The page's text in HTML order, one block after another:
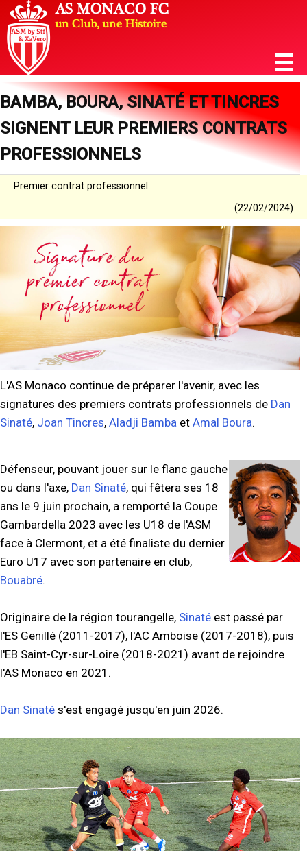
BAMBA, BOURA, SINATÉ ET TINCRES
SIGNENT LEUR PREMIERS CONTRATS
PROFESSIONNELS
Premier contrat professionnel
(22/02/2024)
L'AS Monaco continue de préparer l'avenir, avec les
signatures des premiers contrats professionnels de Dan
Sinaté, Joan Tincres, Aladji Bamba et Amal Boura.
Défenseur, pouvant jouer sur le flanc gauche
ou dans l'axe, Dan Sinaté, qui fêtera ses 18
ans le 9 juin prochain, a remporté la Coupe
Gambardella 2023 avec les U18 de l'ASM
face à Clermont, et a été finaliste du dernier
Euro U17 avec son partenaire en club,
Bouabré.
Originaire de la région tourangelle, Sinaté est passé par
l'ES Genillé (2011-2017), l'AC Amboise (2017-2018), puis
l'EB Saint-Cyr-sur-Loire (2018-2021) avant de rejoindre
l'AS Monaco en 2021.
Dan Sinaté s'est engagé jusqu'en juin 2026.